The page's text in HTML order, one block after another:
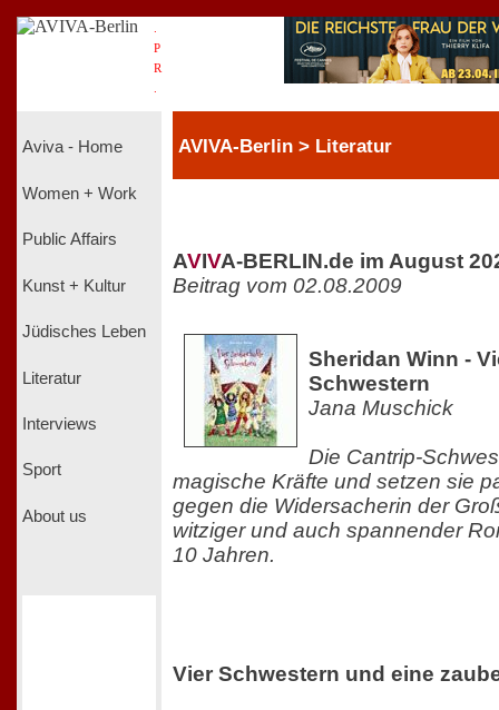
P
R
Aviva - Home
Women + Work
Public Affairs
Kunst + Kultur
Jüdisches Leben
Literatur
Interviews
Sport
About us
AVIVA-Berlin > Literatur
AVIVA-BERLIN.de im August
Beitrag vom 02.08.2009
Sheridan Winn -
Schwestern
Jana Muschick
Die Cantrip-
magische Kräfte und setzen sie
gegen die Widersacherin der
witziger und auch spannender
10 Jahren.
Vier Schwestern und eine